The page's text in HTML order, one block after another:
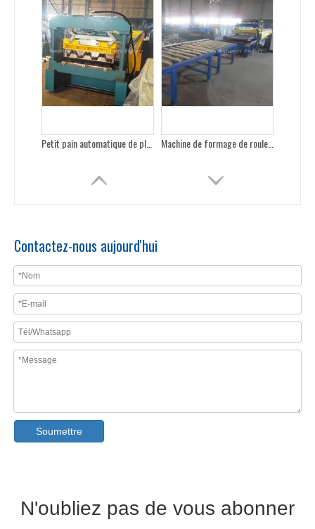
Machine de formage de rouleaux Losacero de haute qualité, durée de vie de 15 ans, avec inspection SGS et système qualité ISO Machine de formage de rouleaux de terrasse
Contactez-nous aujourd'hui
Soumettre
N'oubliez pas de vous abonner